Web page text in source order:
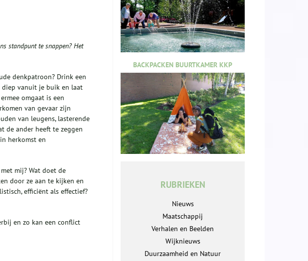
standpunt te snappen? Het
denkpatroon? Drink een
diep vanuit je buik en laat
omgaat is een
van gevaar zijn
van leugens, lasterende
de ander heeft te zeggen
herkomst en
mij? Wat doet de
door ze aan te kijken en
efficiënt als effectief?
en zo kan een conflict
BACKPACKEN BUURTKAMER KKP
RUBRIEKEN
Nieuws
Maatschappij
Verhalen en Beelden
Wijknieuws
Duurzaamheid en Natuur